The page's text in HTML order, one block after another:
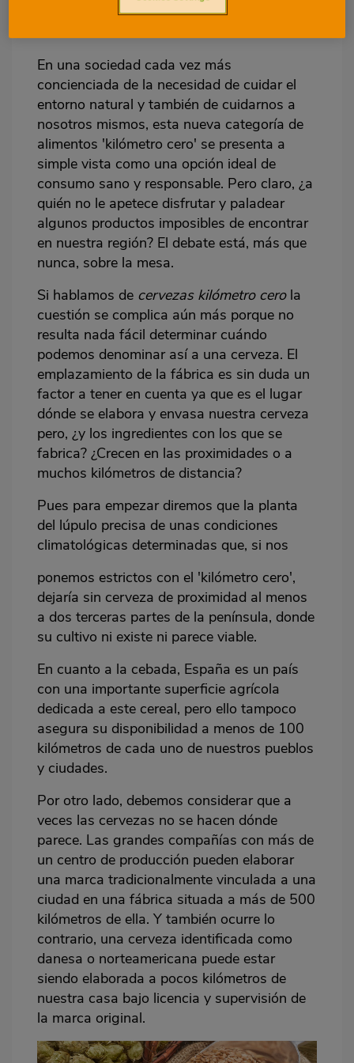
En una sociedad cada vez más
concienciada de la necesidad de cuidar el
entorno natural y también de cuidarnos a
nosotros mismos, esta nueva categoría de
alimentos 'kilómetro cero' se presenta a
simple vista como una opción ideal de
consumo sano y responsable. Pero claro, ¿a
quién no le apetece disfrutar y paladear
algunos productos imposibles de encontrar
en nuestra región? El debate está, más que
nunca, sobre la mesa.
Si hablamos de cervezas kilómetro cerola
cuestión se complica aún más porque no
resulta nada fácil determinar cuándo
podemos denominar así a una cerveza. El
emplazamiento de la fábrica es sin duda un
factor a tener en cuenta ya que es el lugar
dónde se elabora y envasa nuestra cerveza
pero, ¿y los ingredientes con los que se
fabrica? ¿Crecen en las proximidades o a
muchos kilómetros de distancia?
Pues para empezar diremos que la planta
del lúpulo precisa de unas condiciones
climatológicas determinadas que, si nos
ponemos estrictos con el 'kilómetro cero',
dejaría sin cerveza de proximidad al menos
a dos terceras partes de la península, donde
su cultivo ni existe ni parece viable.
En cuanto a la cebada, España es un país
con una importante superficie agrícola
dedicada a este cereal, pero ello tampoco
asegura su disponibilidad a menos de 100
kilómetros de cada uno de nuestros pueblos
y ciudades.
Por otro lado, debemos considerar que a
veces las cervezas no se hacen dónde
parece. Las grandes compañías con más de
un centro de producción pueden elaborar
una marca tradicionalmente vinculada a una
ciudad en una fábrica situada a más de 500
kilómetros de ella. Y también ocurre lo
contrario, una cerveza identificada como
danesa o norteamericana puede estar
siendo elaborada a pocos kilómetros de
nuestra casa bajo licencia y supervisión de
la marca original.